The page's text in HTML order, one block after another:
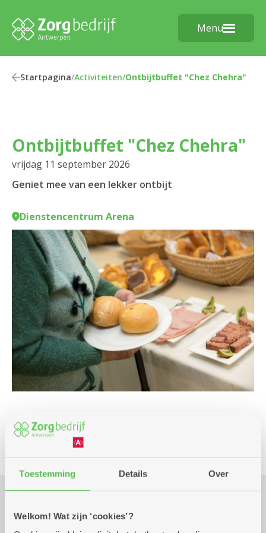
Toestemming Details Over
Welkom! Wat zijn ‘cookies’?
Menu
Startpagina/Activiteiten/Ontbijtbuffet "Chez Chehra"
Ontbijtbuffet "Chez Chehra"
vrijdag 11 september 2026
Geniet mee van een lekker ontbijt
Dienstencentrum Arena
Culinair
Praktisch